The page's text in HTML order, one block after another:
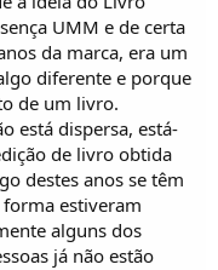
UMM e de certa
da marca, era um
diferente e porque
de um livro.
está dispersa, está-
de livro obtida
destes anos se têm
estiveram
alguns dos
já não estão